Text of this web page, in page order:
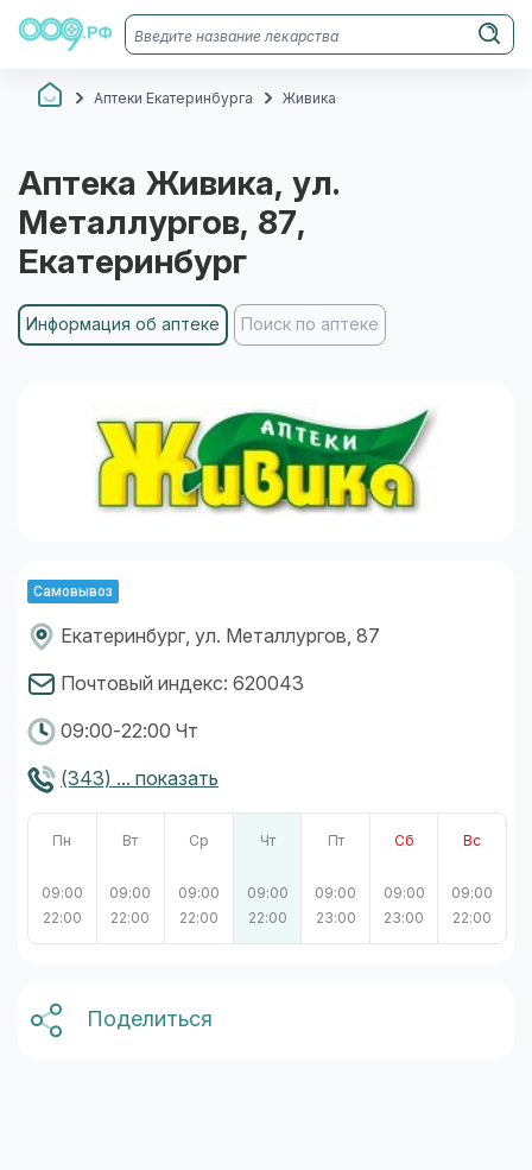
Аптеки Екатеринбурга Живика
Аптека Живика, ул.
Металлургов, 87,
Екатеринбург
Информация об аптеке Поиск по аптеке
Самовывоз
Екатеринбург, ул. Металлургов, 87
Почтовый индекс: 620043
09:00-22:00 Чт
(343) ... показать
Пн
09:00
22:00
Вт
09:00
22:00
Ср
09:00
22:00
Чт
09:00
22:00
Пт
09:00
23:00
Сб
09:00
23:00
Вс
09:00
22:00
Поделиться